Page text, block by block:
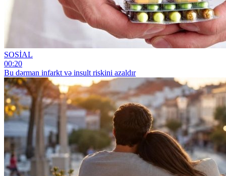
SOSİAL
00:20
Bu dərman infarkt və insult riskini azaldır